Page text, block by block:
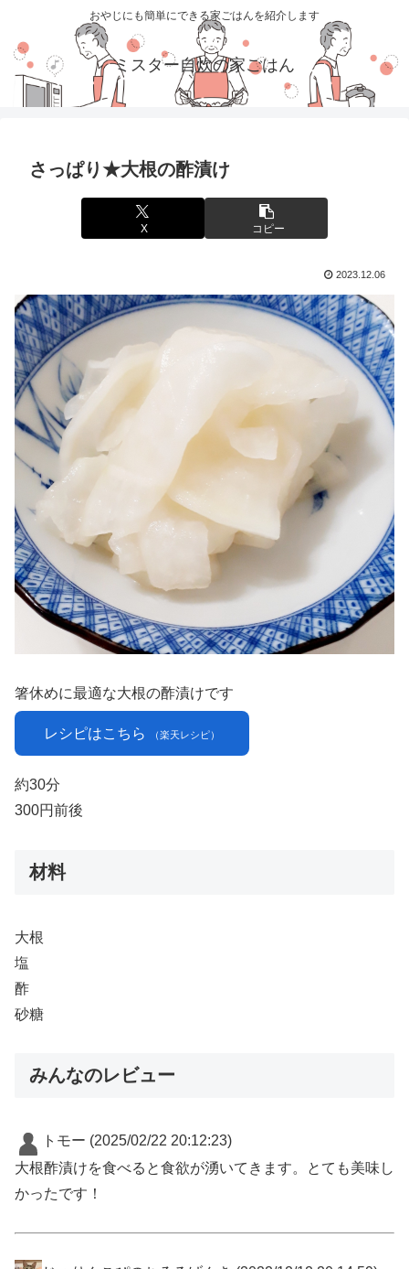
おやじにも簡単にできる家ごはんを紹介します
ミスター自炊の家ごはん
さっぱり★大根の酢漬け
X コピー
2023.12.06
箸休めに最適な大根の酢漬けです
レシピはこちら （楽天レシピ）
約30分
300円前後
材料
大根
塩
酢
砂糖
みんなのレビュー
トモー (2025/02/22 20:12:23)
大根酢漬けを食べると食欲が湧いてきます。とても美味し
かったです！